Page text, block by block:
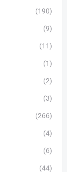
(190)
(9)
(11)
(1)
(2)
(3)
(266)
(4)
(6)
(44)